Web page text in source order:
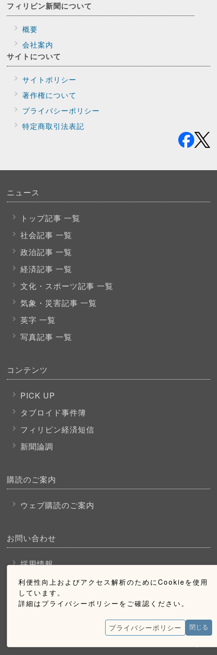
利便性向上およびアクセス解析のためにCookieを使用
しています。
詳細はプライバシーポリシーをご確認ください。
プライバシーポリシー 閉じる
フィリピン新聞について
概要
会社案内
サイトについて
サイトポリシー
著作権について
プライバシーポリシー
特定商取引法表記
ニュース
トップ記事 一覧
社会記事 一覧
政治記事 一覧
経済記事 一覧
文化・スポーツ記事 一覧
気象・災害記事 一覧
英字 一覧
写真記事 一覧
コンテンツ
PICK UP
タブロイド事件簿
フィリピン経済短信
新聞論調
購読のご案内
ウェブ購読のご案内
お問い合わせ
採用情報
お問い合わせ
広告掲載のご案内